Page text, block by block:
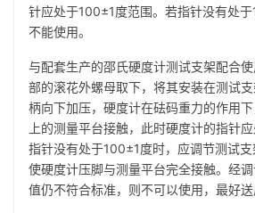
针应处于100±1度范围。若指针没有处
不能使用。
与配套生产的邵氏硬度计测试支架配合
部的滚花外螺母取下，将其安装在测试
柄向下加压，硬度计在砝码重力的作用
上的测量平台接触，此时硬度计的指针
指针没有处于100±1度时，应调节测试支
使硬度计压脚与测量平台完全接触。经
值仍不符合标准，则不可以使用，最好送